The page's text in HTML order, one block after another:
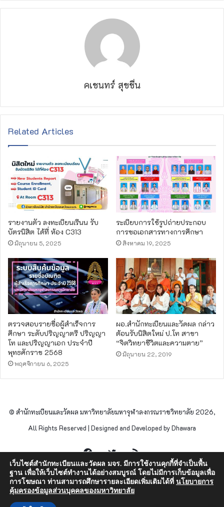
คเชนทร์ สุขชื่น
Related Articles
รายงานตัว ลงทะเบียนเรีนน รับ
บัตรนิสิต ได้ที่ ห้อง C313
มิถุนายน 5, 2025
ระเบียบการใช้รูปถ่ายประกอบ
การขอเอกสารทางการศึกษา
สิงหาคม 19, 2025
ตรวจสอบรายชื่อผู้สำเร็จการ
ศึกษา ระดับปริญญาตรี ปริญญา
โท และปริญญาเอก ประจำปี
พุทธศักราช 2568
พฤศจิกายน 6, 2025
ผอ.สำนัก​ทะเบียน​และวัดผล​ กล่าว
ต้อนรับนิสิตใหม่ ป.โท สาขา
“จิตวิทยา​ชีวิตและความตาย”
มิถุนายน 22, 2019
© สำนักทะเบียนและวัดผล มหาวิทยาลัยมหาจุฬาลงกรณราชวิทยาลัย 2026,
All Rights Reserved | Designed and Developed by Dhawara
FacebookTwitterRSS
เว็บไซต์สำนักทะเบียนและวัดผล มจร. มีการใช้งานคุกกี้ที่จำเป็นพื้น
ฐาน เพื่อให้เว็บไซต์ทำงานได้อย่างสมบูรณ์ โดยไม่มีการเก็บข้อมูลเพื่อ
การโฆษณา ท่านสามารถศึกษารายละเอียดเพิ่มเติมได้ที่ นโยบายการ
คุ้มครองข้อมูลส่วนบุคคลของมหาวิทยาลัย